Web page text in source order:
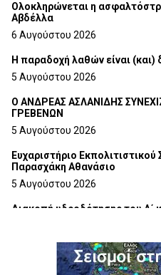
Ολοκληρώνεται η
Αβδέλλα
6 Αυγούστου 2026
H παραδοχή λαθών είναι (και)
5 Αυγούστου 2026
Ο ΑΝΔΡΕΑΣ ΑΣΛΑΝΙΔΗΣ
ΓΡΕΒΕΝΩΝ
5 Αυγούστου 2026
Ευχαριστήριο
Παρασχάκη Αθανάσιο
5 Αυγούστου 2026
Διακοπή υδροδότησης
Η Marseaux στα Γρεβενά για
5 Αυγούστου 2026